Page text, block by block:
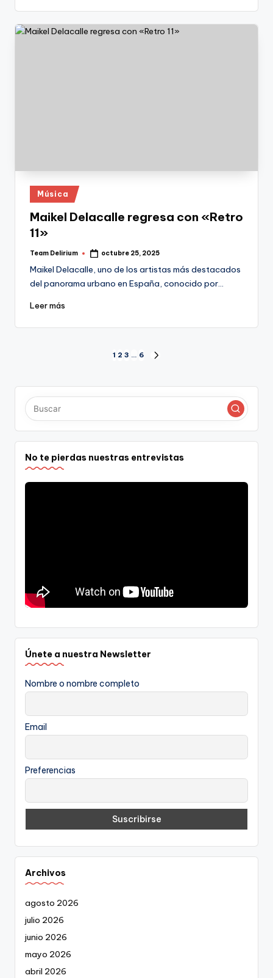
Publicado
en
Música
Maikel Delacalle regresa con «Retro
11»
Publicado
Team Delirium octubre 25, 2025
Maikel Delacalle, uno de los artistas más destacados
del panorama urbano en España, conocido por…
Leer más
Paginación
de
entradas
1 2 3 … 6
No te pierdas nuestras entrevistas
Únete a nuestra Newsletter
Nombre o nombre completo
Email
Preferencias
Archivos
agosto 2026
julio 2026
junio 2026
mayo 2026
abril 2026